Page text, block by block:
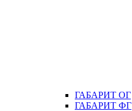
ГАБАРИТ ОГ
ГАБАРИТ ФГ